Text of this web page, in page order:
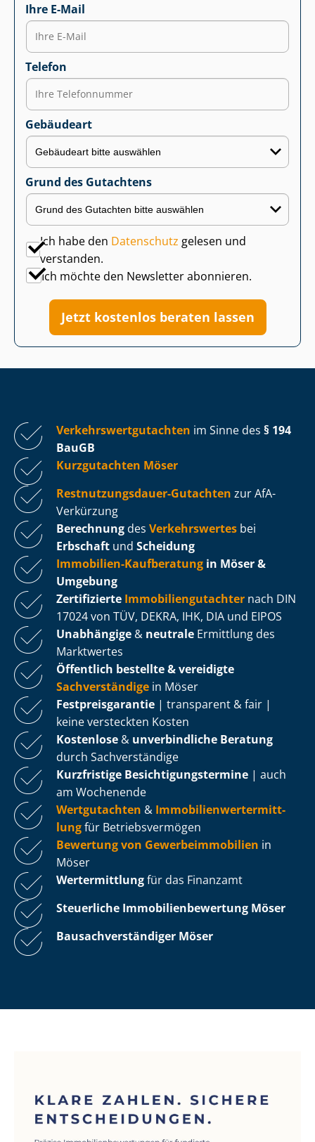
Ihre E-Mail
Telefon
Gebäudeart
Grund des Gutachtens
Ich habe den Datenschutz gelesen und
verstanden.
Ich möchte den Newsletter abonnieren.
Jetzt kostenlos beraten lassen
Ver­kehrs­wert­gut­ach­ten im Sinne des § 194
BauGB
Kurzgutachten Möser
Rest­nut­zungs­dau­er-Gutachten zur AfA-
Verkürzung
Berechnung des Verkehrswertes bei
Erbschaft und Scheidung
Immobilien-Kaufberatung in Möser &
Umgebung
Zertifizierte Im­mo­bi­li­en­gut­ach­ter nach DIN
17024 von TÜV, DEKRA, IHK, DIA und EIPOS
Unabhängige & neutrale Ermittlung des
Marktwertes
Öffentlich bestellte & vereidigte
Sachverständige in Möser
Fest­preis­ga­ran­tie | transparent & fair |
keine versteckten Kosten
Kostenlose & unverbindliche Beratung
durch Sachverständige
Kurzfristige Be­sich­ti­gungs­ter­mi­ne | auch
am Wochenende
Wertgutachten & Im­mo­bi­li­en­wert­ermitt­
lungfür Be­triebs­ver­mö­gen
Bewertung von Ge­wer­be­im­mo­bi­li­en in
Möser
Wertermittlungfür das Finanzamt
Steuerliche Im­mo­bi­li­en­be­wer­tung Möser
Bau­sach­ver­stän­di­ger Möser